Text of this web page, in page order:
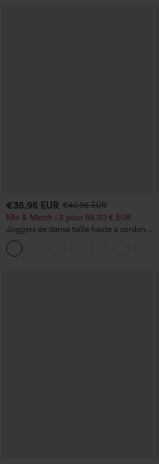
€35,95 EUR €40,95 EUR
Mix & Match : 3 pour 88,30 € EUR
Joggers de danse taille haute à cordon,
effet froncé, coupe fuselée, à séchage
rapide et toucher frais, avec poches —
UPF40+